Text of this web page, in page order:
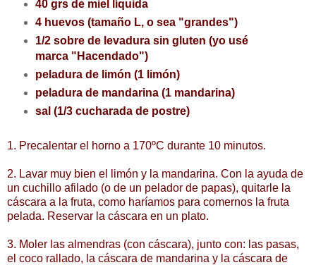
40 grs de miel líquida
4 huevos (tamaño L, o sea "grandes")
1/2 sobre de levadura sin gluten (yo usé
marca "Hacendado")
peladura de limón (1 limón)
peladura de mandarina (1 mandarina)
sal (1/3 cucharada de postre)
1. Precalentar el horno a 170ºC durante 10 minutos.
2. Lavar muy bien el limón y la mandarina. Con la ayuda de
un cuchillo afilado (o de un pelador de papas), quitarle la
cáscara a la fruta, como haríamos para comernos la fruta
pelada. Reservar la cáscara en un plato.
3. Moler las almendras (con cáscara), junto con: las pasas,
el coco rallado, la cáscara de mandarina y la cáscara de